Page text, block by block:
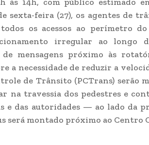
sexta-feira (27), os agentes de
os acessos ao perímetro
irregular ao longo
mensagens próximo às
a necessidade de reduzir a
de Trânsito (PCTrans) serão
na travessia dos pedestres e
e das autoridades — ao lado da
será montado próximo ao Centro